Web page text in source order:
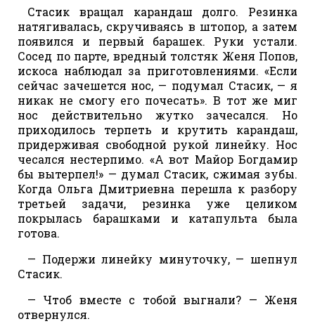
Стасик вращал карандаш долго. Резинка
натягивалась, скручиваясь в штопор, а затем
появился и первый барашек. Руки устали.
Сосед по парте, вредный толстяк Женя Попов,
искоса наблюдал за приготовлениями. «Если
сейчас зачешется нос, — подумал Стасик, — я
никак не смогу его почесать». В тот же миг
нос действительно жутко зачесался. Но
приходилось терпеть и крутить карандаш,
придерживая свободной рукой линейку. Нос
чесался нестерпимо. «А вот Майор Богдамир
бы вытерпел!» — думал Стасик, сжимая зубы.
Когда Ольга Дмитриевна перешла к разбору
третьей задачи, резинка уже целиком
покрылась барашками и катапульта была
готова.
— Подержи линейку минуточку, — шепнул
Стасик.
— Чтоб вместе с тобой выгнали? — Женя
отвернулся.